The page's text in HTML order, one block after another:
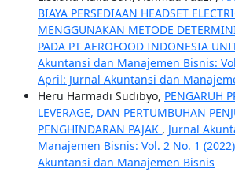
BIAYA PERSEDIAAN HEADSET
MENGGUNAKAN METODE
PADA PT AEROFOOD INDONESIA
Akuntansi dan Manajemen Bisnis:
April: Jurnal Akuntansi dan
Heru Harmadi Sudibyo, PENGARUH
LEVERAGE, DAN PERTUMBUHAN
PENGHINDARAN PAJAK , Jurnal
Manajemen Bisnis: Vol. 2 No. 1
Akuntansi dan Manajemen Bisnis